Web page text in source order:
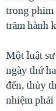
trong phim
trăm hành
Một luật
ngày thứ
đến, thủy
nhiệm